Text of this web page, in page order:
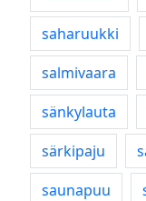
saharuukki
salmivaara
sänkylauta
särkipaju
saunapuu